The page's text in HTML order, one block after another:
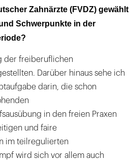
Zahnärzte (FVDZ) gewählt
Schwerpunkte in der
der freiberuflichen
Darüber hinaus sehe ich
darin, die schon
in den freien Praxen
und faire
im teilregulierten
wird sich vor allem auch